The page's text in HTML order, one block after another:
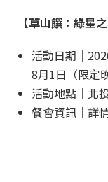
【草山饌：綠星之
活動日期｜
8月1日（限定
活動地點｜北
餐會資訊｜詳